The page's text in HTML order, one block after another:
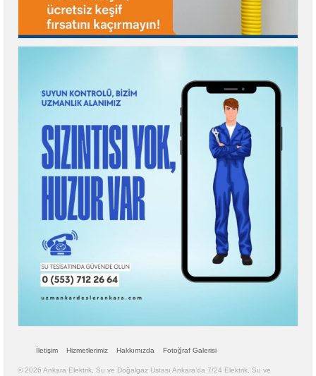
İletişim Hizmetlerimiz Hakkımızda Fotoğraf Galerisi
© 2026 Ankara Elektrik, Su ve Doğalgaz Ustası Ankara’da 7/24 Elektrik, Su ve